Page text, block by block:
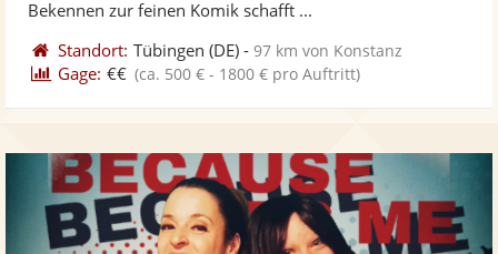
Bekennen zur feinen Komik schafft ...
Standort: Tübingen (DE) -97 km von Konstanz
Gage: €€ (ca. 500 € - 1800 € pro Auftritt)